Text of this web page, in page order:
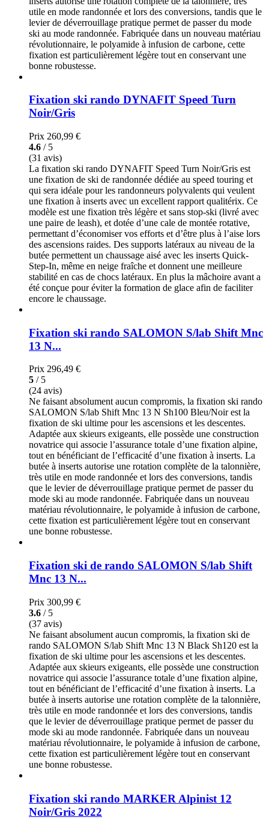
utile en mode randonnée et lors des conversions, tandis que le
levier de déverrouillage pratique permet de passer du mode
ski au mode randonnée. Fabriquée dans un nouveau matériau
révolutionnaire, le polyamide à infusion de carbone, cette
fixation est particulièrement légère tout en conservant une
bonne robustesse.
Fixation ski rando DYNAFIT Speed Turn
Noir/Gris
Prix 260,99 €
4.6 / 5
(31 avis)
La fixation ski rando DYNAFIT Speed Turn Noir/Gris est
une fixation de ski de randonnée dédiée au speed touring et
qui sera idéale pour les randonneurs polyvalents qui veulent
une fixation à inserts avec un excellent rapport qualitérix. Ce
modèle est une fixation très légère et sans stop-ski (livré avec
une paire de leash), et dotée d’une cale de montée rotative,
permettant d’économiser vos efforts et d’être plus à l’aise lors
des ascensions raides. Des supports latéraux au niveau de la
butée permettent un chaussage aisé avec les inserts Quick-
Step-In, même en neige fraîche et donnent une meilleure
stabilité en cas de chocs latéraux. En plus la mâchoire avant a
été conçue pour éviter la formation de glace afin de faciliter
encore le chaussage.
Fixation ski rando SALOMON S/lab Shift Mnc
13 N...
Prix 296,49 €
5 / 5
(24 avis)
Ne faisant absolument aucun compromis, la fixation ski rando
SALOMON S/lab Shift Mnc 13 N Sh100 Bleu/Noir est la
fixation de ski ultime pour les ascensions et les descentes.
Adaptée aux skieurs exigeants, elle possède une construction
novatrice qui associe l’assurance totale d’une fixation alpine,
tout en bénéficiant de l’efficacité d’une fixation à inserts. La
butée à inserts autorise une rotation complète de la talonnière,
très utile en mode randonnée et lors des conversions, tandis
que le levier de déverrouillage pratique permet de passer du
mode ski au mode randonnée. Fabriquée dans un nouveau
matériau révolutionnaire, le polyamide à infusion de carbone,
cette fixation est particulièrement légère tout en conservant
une bonne robustesse.
Fixation ski de rando SALOMON S/lab Shift
Mnc 13 N...
Prix 300,99 €
3.6 / 5
(37 avis)
Ne faisant absolument aucun compromis, la fixation ski de
rando SALOMON S/lab Shift Mnc 13 N Black Sh120 est la
fixation de ski ultime pour les ascensions et les descentes.
Adaptée aux skieurs exigeants, elle possède une construction
novatrice qui associe l’assurance totale d’une fixation alpine,
tout en bénéficiant de l’efficacité d’une fixation à inserts. La
butée à inserts autorise une rotation complète de la talonnière,
très utile en mode randonnée et lors des conversions, tandis
que le levier de déverrouillage pratique permet de passer du
mode ski au mode randonnée. Fabriquée dans un nouveau
matériau révolutionnaire, le polyamide à infusion de carbone,
cette fixation est particulièrement légère tout en conservant
une bonne robustesse.
Fixation ski rando MARKER Alpinist 12
Noir/Gris 2022